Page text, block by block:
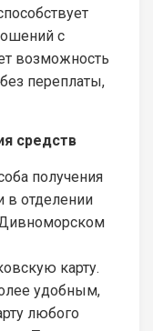
с
возможность
переплаты,
средств
получения
в отделении
карту.
удобным,
любого